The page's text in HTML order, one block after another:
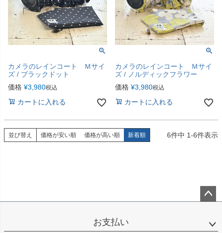
カメラのレインコート Ｍサイ
ズ / ブラックドット
価格 ¥3,980税込
カートに入れる
カメラのレインコート Ｍサイ
ズ / ノルディックフラワー
価格 ¥3,980税込
カートに入れる
並び替え 価格が安い順 価格が高い順 新着順 6件中 1-6件表示
ップ
お支払い